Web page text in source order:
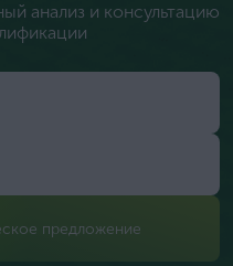
анализ и консультацию
предложение